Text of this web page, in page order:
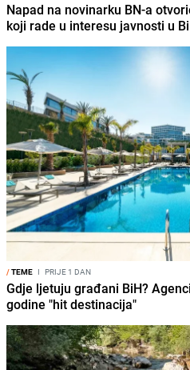
Napad na novinarku BN-a
koji rade u interesu javnosti u
/TEME I PRIJE 1 DAN
Gdje ljetuju građani BiH?
godine "hit destinacija"